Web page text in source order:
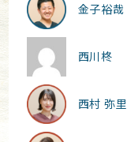
金子裕哉
西川柊
西村 弥里